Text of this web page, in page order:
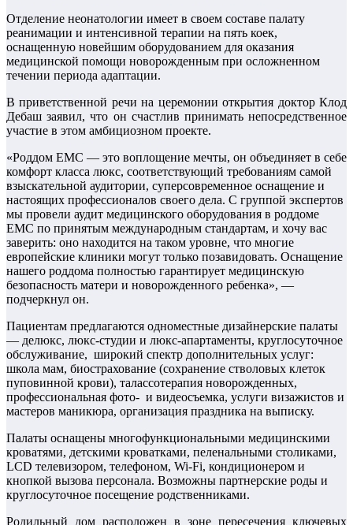
Отделение неонатологии имеет в своем составе палату
реанимации и интенсивной терапии на пять коек,
оснащенную новейшим оборудованием для оказания
медицинской помощи новорожденным при осложненном
течении периода адаптации.
В приветственной речи на церемонии открытия доктор Клод
Дебаш заявил, что он счастлив принимать непосредственное
участие в этом амбициозном проекте.
«Роддом ЕМС — это воплощение мечты, он объединяет в себе
комфорт класса люкс, соответствующий требованиям самой
взыскательной аудитории, суперсовременное оснащение и
настоящих профессионалов своего дела. С группой экспертов
мы провели аудит медицинского оборудования в роддоме
ЕМС по принятым международным стандартам, и хочу вас
заверить: оно находится на таком уровне, что многие
европейские клиники могут только позавидовать. Оснащение
нашего роддома полностью гарантирует медицинскую
безопасность матери и новорожденного ребенка», —
подчеркнул он.
Пациентам предлагаются одноместные дизайнерские палаты
— делюкс, люкс-студии и люкс-апартаменты, круглосуточное
обслуживание, широкий спектр дополнительных услуг:
школа мам, биострахование (сохранение стволовых клеток
пуповинной крови), талассотерапия новорожденных,
профессиональная фото- и видеосъемка, услуги визажистов и
мастеров маникюра, организация праздника на выписку.
Палаты оснащены многофункциональными медицинскими
кроватями, детскими кроватками, пеленальными столиками,
LCD телевизором, телефоном, Wi-Fi, кондиционером и
кнопкой вызова персонала. Возможны партнерские роды и
круглосуточное посещение родственниками.
Родильный дом расположен в зоне пересечения ключевых